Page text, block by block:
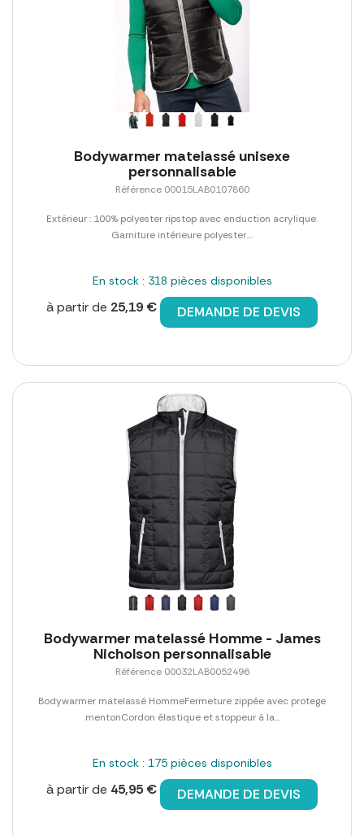
Bodywarmer matelassé unisexe
personnalisable
Référence 00015LAB0107860
Extérieur : 100% polyester ripstop avec enduction acrylique.
Garniture intérieure polyester....
En stock : 318 pièces disponibles
à partir de 25,19 € DEMANDE DE DEVIS
Bodywarmer matelassé Homme - James
Nicholson personnalisable
Référence 00032LAB0052496
Bodywarmer matelassé HommeFermeture zippée avec protege
mentonCordon élastique et stoppeur à la...
En stock : 175 pièces disponibles
à partir de 45,95 € DEMANDE DE DEVIS